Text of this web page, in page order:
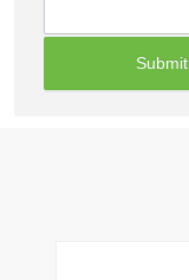
Submit